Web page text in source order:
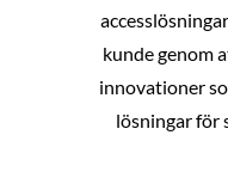
kunde genom
innovationer
lösningar för